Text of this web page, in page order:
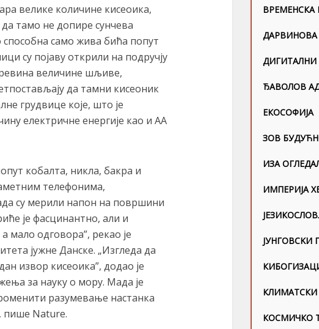
велике количине кисеоика,
тамо не допире сунчева
способна само жива бића попут
су појаву открили на подручју
величине шљиве,
да тамни кисеоник
грудвице које, што је
електричне енергије као и АА
кобалта, никла, бакра и
телефонима,
су мерили напон на површини
је фасцинантно, али и
мало одговора”, рекао је
јужне Данске. „Изгледа да
извор кисеоика”, додао је
за науку о мору. Мада је
разумевање настанка
пише Nature.
ЂАВОЛОВ
ЕКОСОФИЈА
ЗОВ
ИЗА
ИМПЕРИЈА
ЈУНГОВСKИ
КОСМИЧКО